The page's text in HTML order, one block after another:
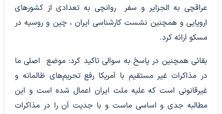
عراقچی به الجزایر و سفر روانچی به تعدادی از کشورهای
اروپایی و همچنین نشست کارشناسی ایران ، چین و روسیه در
مسکو ارائه کرد.
بقائی همچنین در پاسخ به سوالی تاکید کرد: موضع اصلی ما
در مذاکرات غیر مستقیم با آمریکا رفع تحریم‌های ظالمانه و
غیرقانونی است که علیه ملت ایران اعمال شده است و این
مطالبه جدی و اساسی ماست و با جدیت آن را در مذاکرات